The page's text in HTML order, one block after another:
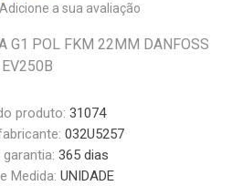
Adicione a sua avaliação
G1 POL FKM 22MM DANFOSS
EV250B
produto: 31074
032U5257
365 dias
Medida: UNIDADE